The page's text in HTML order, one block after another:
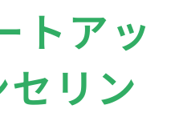
トアッ
リン